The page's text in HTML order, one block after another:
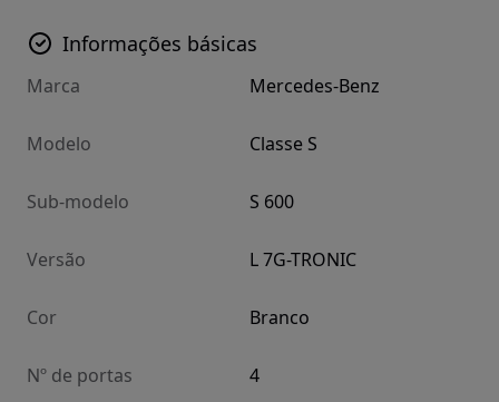
Informações básicas
Marca Mercedes-Benz
Modelo Classe S
Sub-modelo S 600
Versão L 7G-TRONIC
Cor Branco
Nº de portas 4